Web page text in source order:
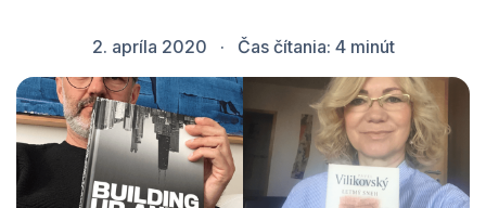
2. apríla 2020 · Čas čítania: 4 minút